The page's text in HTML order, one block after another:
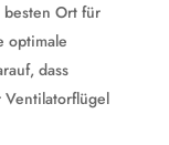
Ort für
optimale
dass